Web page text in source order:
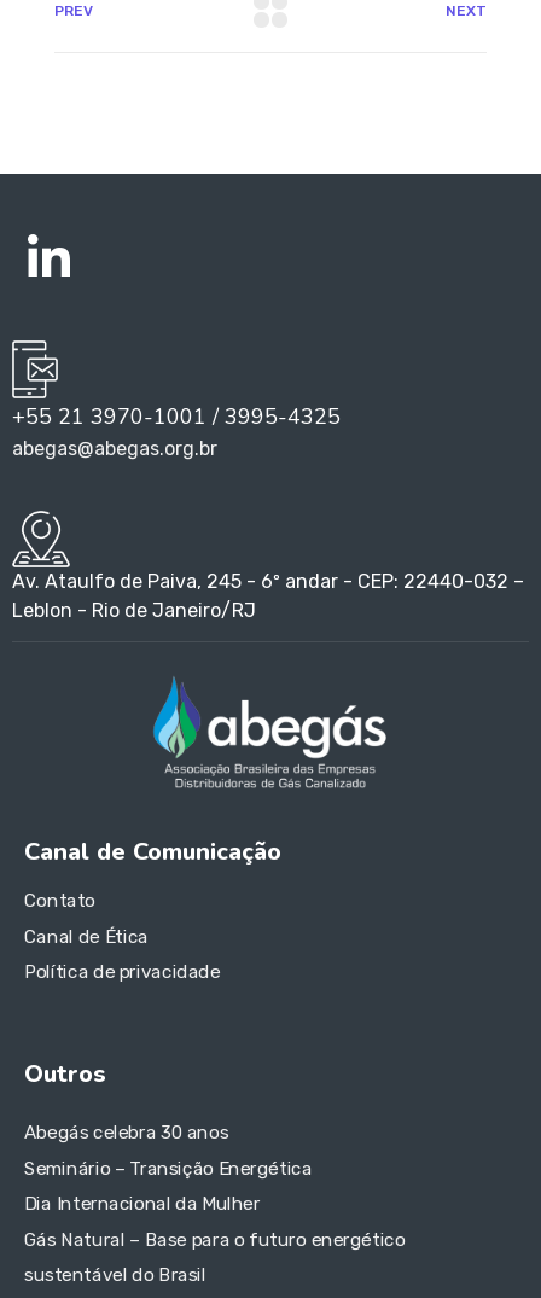
PREV NEXT
+55 21 3970-1001 / 3995-4325
abegas@abegas.org.br
Av. Ataulfo de Paiva, 245 - 6º andar - CEP: 22440-032 –
Leblon - Rio de Janeiro/RJ
Canal de Comunicação
Contato
Canal de Ética
Política de privacidade
Outros
Abegás celebra 30 anos
Seminário – Transição Energética
Dia Internacional da Mulher
Gás Natural – Base para o futuro energético
sustentável do Brasil